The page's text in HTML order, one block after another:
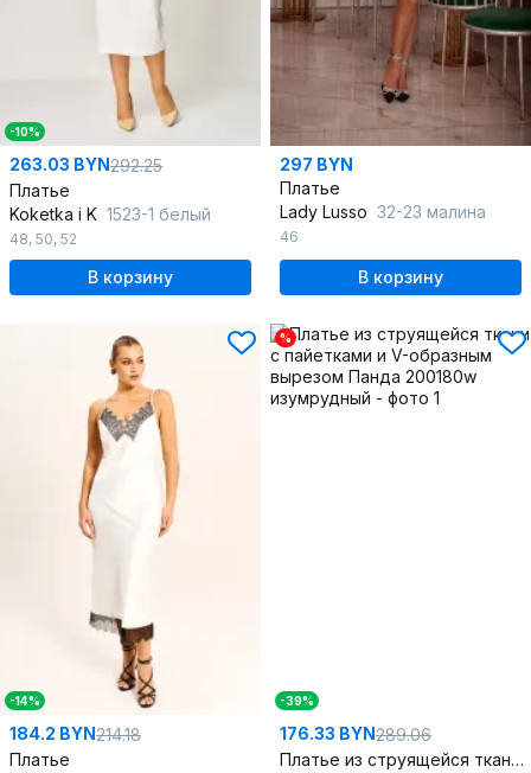
-10%
263.03 BYN292.25
Платье
Koketka i K 1523-1 белый
48, 50, 52
В корзину
297 BYN
Платье
Lady Lusso 32-23 малина
46
В корзину
-14%
184.2 BYN214.18
Платье
%
-39%
176.33 BYN289.06
Платье из струящейся ткани с пайетками и V-образным вырезом